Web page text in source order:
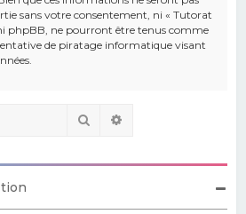
sans votre consentement, ni « Tutorat
phpBB, ne pourront être tenus comme
de piratage informatique visant
Rechercher